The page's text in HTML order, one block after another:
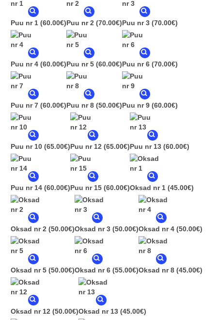
Puu nr 1 (60.00€)Puu nr 2 (70.00€)Puu nr 3 (70.00€)
Puu nr 4 (60.00€)Puu nr 5 (60.00€)Puu nr 6 (70.00€)
Puu nr 7 (60.00€)Puu nr 8 (50.00€)Puu nr 9 (60.00€)
Puu nr 10 (65.00€)Puu nr 12 (65.00€)Puu nr 13 (60.00€)
Puu nr 14 (60.00€)Puu nr 15 (60.00€)Oksad nr 1 (45.00€)
Oksad nr 2 (50.00€)Oksad nr 3 (50.00€)Oksad nr 4 (50.00€)
Oksad nr 5 (50.00€)Oksad nr 6 (55.00€)Oksad nr 8 (45.00€)
Oksad nr 12 (50.00€)Oksad nr 13 (45.00€)